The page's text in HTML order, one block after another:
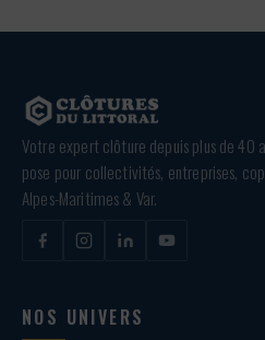
Votre expert clôture depuis plus de 40
pose pour collectivités, entreprises,
Alpes-Maritimes & Var.
NOS UNIVERS